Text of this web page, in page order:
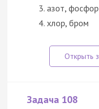
азот, фосфор
хлор, бром
Задача 108